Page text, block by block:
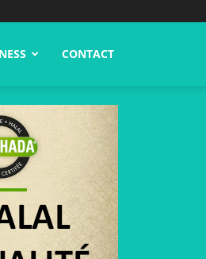
CONTACT